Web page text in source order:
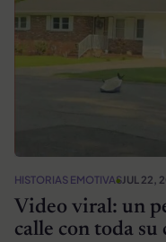
HISTORIAS EMOTIVASJUL 22,
Video viral: un
calle con toda su